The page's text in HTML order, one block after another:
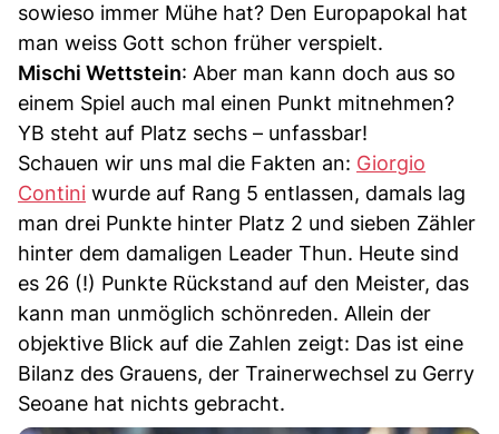
sowieso immer Mühe hat? Den Europapokal hat
man weiss Gott schon früher verspielt.
Mischi Wettstein: Aber man kann doch aus so
einem Spiel auch mal einen Punkt mitnehmen?
YB steht auf Platz sechs – unfassbar!
Schauen wir uns mal die Fakten an: Giorgio
Contini wurde auf Rang 5 entlassen, damals lag
man drei Punkte hinter Platz 2 und sieben Zähler
hinter dem damaligen Leader Thun. Heute sind
es 26 (!) Punkte Rückstand auf den Meister, das
kann man unmöglich schönreden. Allein der
objektive Blick auf die Zahlen zeigt: Das ist eine
Bilanz des Grauens, der Trainerwechsel zu Gerry
Seoane hat nichts gebracht.